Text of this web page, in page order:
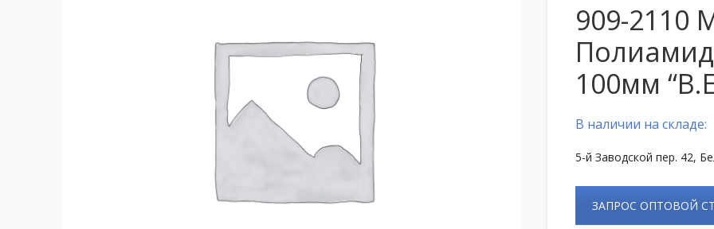
909-2110
100мм
В наличии на складе:
5-й Заводской пер. 42,
ЗАПРОС ОПТОВОЙ